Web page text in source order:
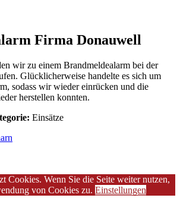
Firma Donauwell
wir zu einem Brandmeldealarm bei der
Glücklicherweise handelte es sich um
sodass wir wieder einrücken und die
herstellen konnten.
Einsätze
Cookies. Wenn Sie die Seite weiter nutzen,
von Cookies zu. Einstellungen